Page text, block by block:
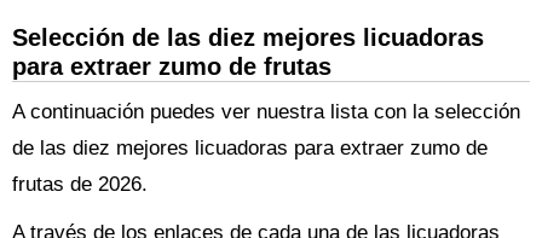
Selección de las diez mejores licuadoras
para extraer zumo de frutas
A continuación puedes ver nuestra lista con la selección
de las diez mejores licuadoras para extraer zumo de
frutas de 2026.
A través de los enlaces de cada una de las licuadoras